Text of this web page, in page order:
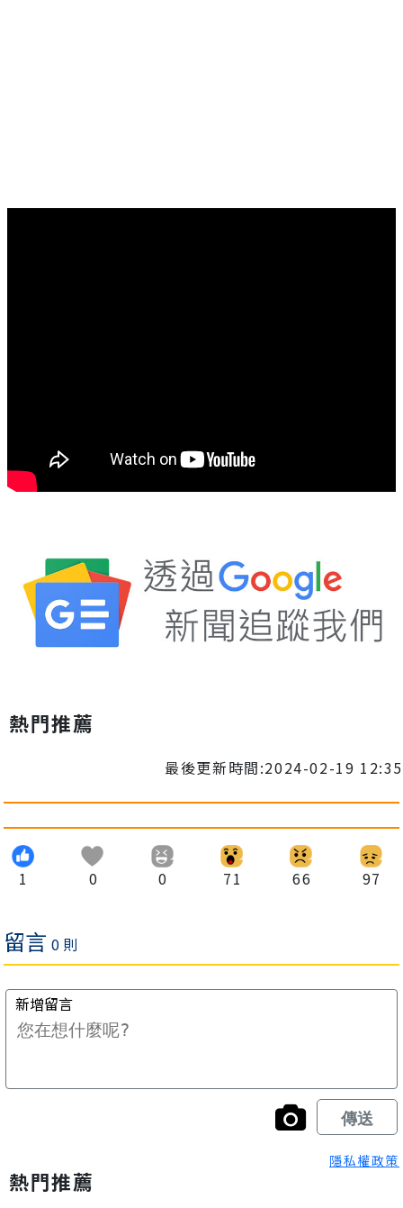
熱門推薦
最後更新時間:2024-02-19 12:35
1 0 0 71 66 97
隱私權政策
熱門推薦